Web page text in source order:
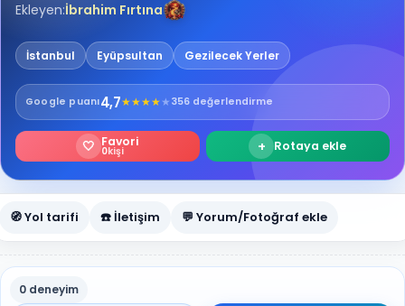
Ekleyen:İbrahim Fırtına
İstanbul Eyüpsultan Gezilecek Yerler
Google puanı4,7★★★★★ 356 değerlendirme
🤍 Favori
0kişi + Rotaya ekle
🧭 Yol tarifi ☎️ İletişim 💬 Yorum/Fotoğraf ekle
0 deneyim